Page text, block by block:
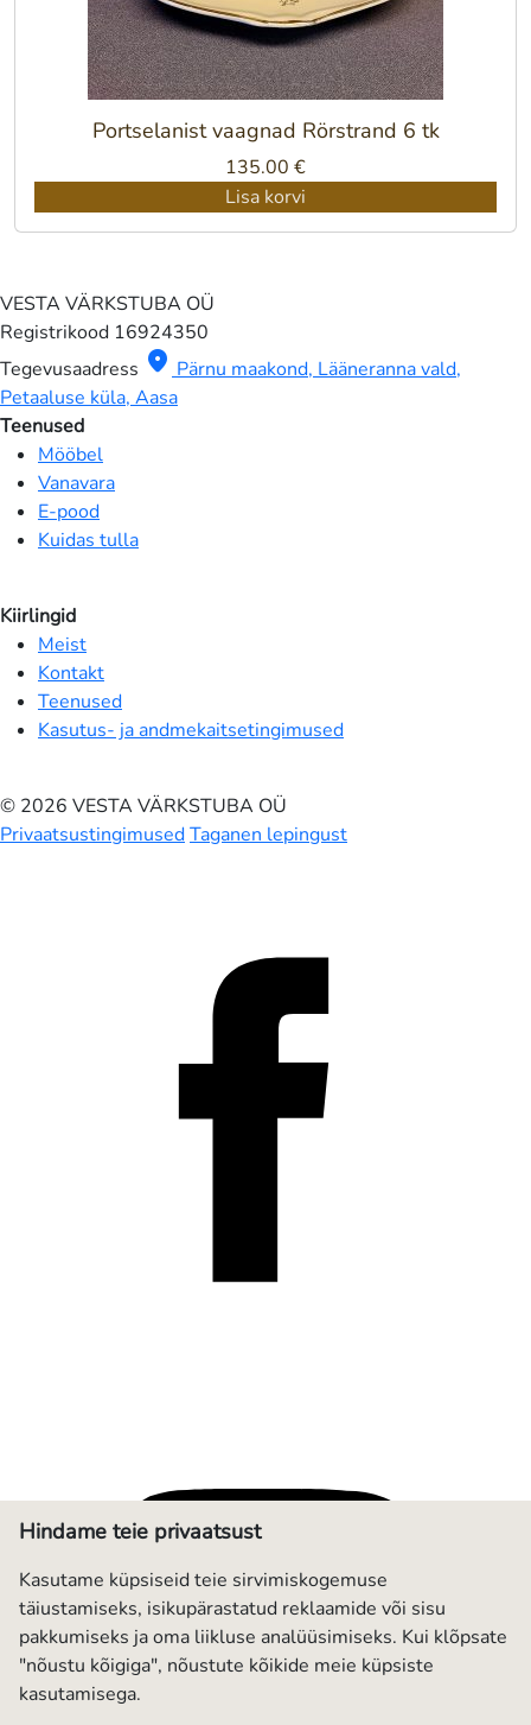
Portselanist vaagnad Rörstrand 6 tk
135.00 €
Lisa korvi
VESTA VÄRKSTUBA OÜ
Registrikood 16924350
Tegevusaadress location_on Pärnu maakond, Lääneranna vald,
Petaaluse küla, Aasa
Teenused
Mööbel
Vanavara
E-pood
Kuidas tulla
Kiirlingid
Meist
Kontakt
Teenused
Kasutus- ja andmekaitsetingimused
© 2026 VESTA VÄRKSTUBA OÜ
PrivaatsustingimusedTaganen lepingust
Hindame teie privaatsust
Kasutame küpsiseid teie sirvimiskogemuse
täiustamiseks, isikupärastatud reklaamide või sisu
pakkumiseks ja oma liikluse analüüsimiseks. Kui klõpsate
"nõustu kõigiga", nõustute kõikide meie küpsiste
kasutamisega.